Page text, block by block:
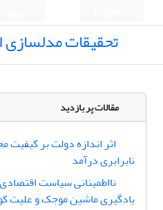
تحقیقات
مقالات پر بازدید
اثر اندازه دولت بر کیفیت
نابرابری درآمد
نااطمینانی سیاست
یادگیری ماشین موجک و علیت